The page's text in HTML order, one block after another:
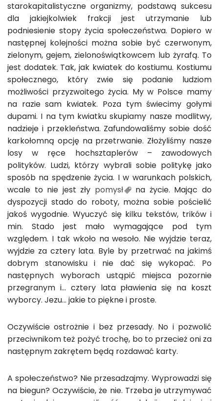
starokapitalistyczne organizmy, podstawą sukcesu
dla jakiejkolwiek frakcji jest utrzymanie lub
podniesienie stopy życia społeczeństwa. Dopiero w
następnej kolejności można sobie być czerwonym,
zielonym, gejem, zielonoświątkowcem lub żyrafą. To
jest dodatek. Tak, jak kwiatek do kostiumu. Kostiumu
społecznego, który zwie się podanie ludziom
możliwości przyzwoitego życia. My w Polsce mamy
na razie sam kwiatek. Poza tym świecimy gołymi
dupami. I na tym kwiatku skupiamy nasze modlitwy,
nadzieje i przekleństwa. Zafundowaliśmy sobie dość
karkołomną opcję na przetrwanie. Złożyliśmy nasze
losy w ręce hochsztaplerów – zawodowych
polityków. Ludzi, którzy wybrali sobie politykę jako
sposób na spędzenie życia. I w warunkach polskich,
wcale to nie jest zły pomysł
na życie. Mając do
dyspozycji stado do roboty, można sobie pościelić
jakoś wygodnie. Wyuczyć się kilku tekstów, trików i
min. Stado jest mało wymagające pod tym
względem. I tak wkoło na wesoło. Nie wyjdzie teraz,
wyjdzie za cztery lata. Byle by przetrwać na jakimś
dobrym stanowisku i nie dać się wykopać. Po
następnych wyborach ustąpić miejsca pozornie
przegranym i… cztery lata pławienia się na koszt
wyborcy. Jezu… jakie to piękne i proste.
Oczywiście ostrożnie i bez przesady. No i pozwolić
przeciwnikom też pożyć trochę, bo to przecież oni za
następnym zakrętem będą rozdawać karty.
A społeczeństwo? Nie przesadzajmy. Wyprowadzi się
na biegun? Oczywiście, że nie. Trzeba je utrzymywać